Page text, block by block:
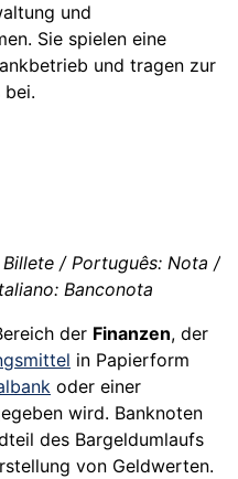
und
Sie spielen eine
und tragen zur
bei.
/ Português: Nota /
Banconota
der Finanzen, der
in Papierform
oder einer
wird. Banknoten
des Bargeldumlaufs
von Geldwerten.